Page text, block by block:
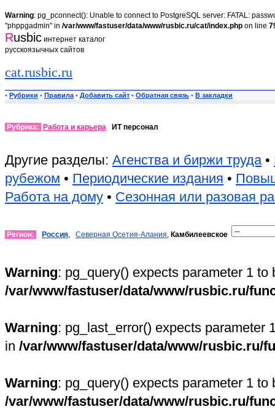
Warning: pg_pconnect(): Unable to connect to PostgreSQL server: FATAL:
"phppgadmin" in /var/www/fastuser/data/www/rusbic.ru/cat/index.php on line
Rusbic интернет каталог
русскоязычных сайтов
cat.rusbic.ru
• Рубрики • Правила • Добавить сайт • Обратная связь • В закладки
Рубрика: Работа и карьера ИТ персонал
Другие разделы: Агенства и биржи труда•
рубежом • Периодические издания •
Работа на дому • Сезонная или разовая
Регион: Россия, Северная Осетия-Алания, Камбилеевское
Warning: pg_query() expects parameter 1
/var/www/fastuser/data/www/rusbic.ru/
Warning: pg_last_error() expects parameter
in /var/www/fastuser/data/www/rusbic.ru/
Warning: pg_query() expects parameter 1
/var/www/fastuser/data/www/rusbic.ru/